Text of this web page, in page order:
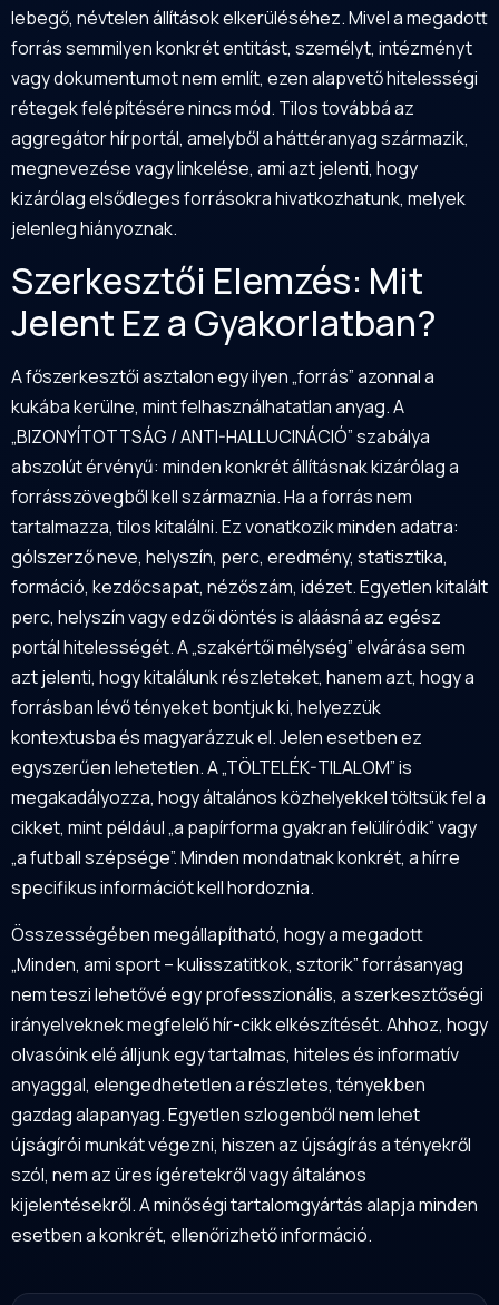
lebegő, névtelen állítások elkerüléséhez. Mivel a megadott
forrás semmilyen konkrét entitást, személyt, intézményt
vagy dokumentumot nem említ, ezen alapvető hitelességi
rétegek felépítésére nincs mód. Tilos továbbá az
aggregátor hírportál, amelyből a háttéranyag származik,
megnevezése vagy linkelése, ami azt jelenti, hogy
kizárólag elsődleges forrásokra hivatkozhatunk, melyek
jelenleg hiányoznak.
Szerkesztői Elemzés: Mit
Jelent Ez a Gyakorlatban?
A főszerkesztői asztalon egy ilyen „forrás” azonnal a
kukába kerülne, mint felhasználhatatlan anyag. A
„BIZONYÍTOTTSÁG / ANTI-HALLUCINÁCIÓ” szabálya
abszolút érvényű: minden konkrét állításnak kizárólag a
forrásszövegből kell származnia. Ha a forrás nem
tartalmazza, tilos kitalálni. Ez vonatkozik minden adatra:
gólszerző neve, helyszín, perc, eredmény, statisztika,
formáció, kezdőcsapat, nézőszám, idézet. Egyetlen kitalált
perc, helyszín vagy edzői döntés is aláásná az egész
portál hitelességét. A „szakértői mélység” elvárása sem
azt jelenti, hogy kitalálunk részleteket, hanem azt, hogy a
forrásban lévő tényeket bontjuk ki, helyezzük
kontextusba és magyarázzuk el. Jelen esetben ez
egyszerűen lehetetlen. A „TÖLTELÉK-TILALOM” is
megakadályozza, hogy általános közhelyekkel töltsük fel a
cikket, mint például „a papírforma gyakran felülíródik” vagy
„a futball szépsége”. Minden mondatnak konkrét, a hírre
specifikus információt kell hordoznia.
Összességében megállapítható, hogy a megadott
„Minden, ami sport – kulisszatitkok, sztorik” forrásanyag
nem teszi lehetővé egy professzionális, a szerkesztőségi
irányelveknek megfelelő hír-cikk elkészítését. Ahhoz, hogy
olvasóink elé álljunk egy tartalmas, hiteles és informatív
anyaggal, elengedhetetlen a részletes, tényekben
gazdag alapanyag. Egyetlen szlogenből nem lehet
újságírói munkát végezni, hiszen az újságírás a tényekről
szól, nem az üres ígéretekről vagy általános
kijelentésekről. A minőségi tartalomgyártás alapja minden
esetben a konkrét, ellenőrizhető információ.